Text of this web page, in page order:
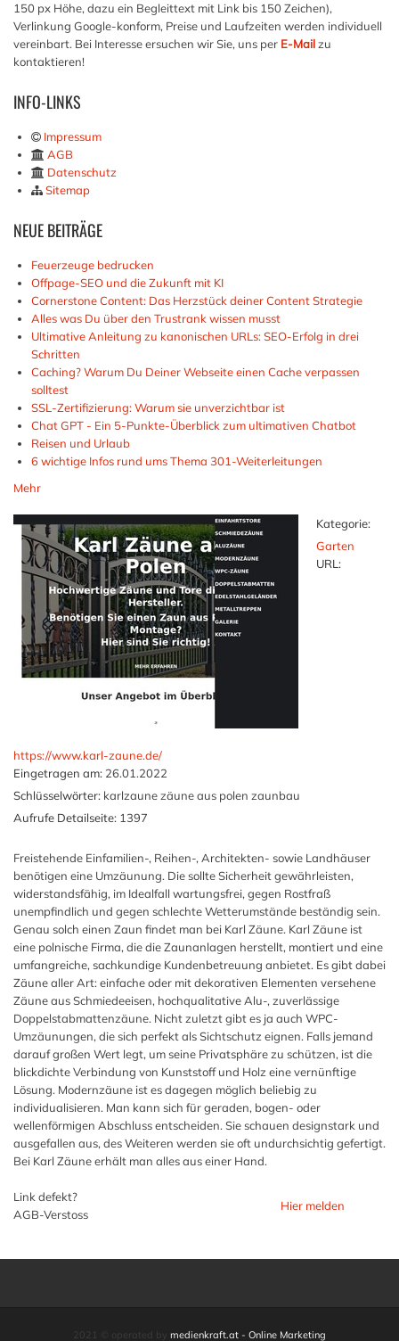
150 px Höhe, dazu ein Begleittext mit Link bis 150 Zeichen),
Verlinkung Google-konform, Preise und Laufzeiten werden individuell
vereinbart. Bei Interesse ersuchen wir Sie, uns per E-Mailzu
kontaktieren!
INFO-LINKS
Impressum
AGB
Datenschutz
Sitemap
NEUEBEITRÄGE
Feuerzeuge bedrucken
Offpage-SEO und die Zukunft mit KI
Cornerstone Content: Das Herzstück deiner Content Strategie
Alles was Du über den Trustrank wissen musst
Ultimative Anleitung zu kanonischen URLs: SEO-Erfolg in drei
Schritten
Caching? Warum Du Deiner Webseite einen Cache verpassen
solltest
SSL-Zertifizierung: Warum sie unverzichtbar ist
Chat GPT - Ein 5-Punkte-Überblick zum ultimativen Chatbot
Reisen und Urlaub
6 wichtige Infos rund ums Thema 301-Weiterleitungen
Mehr
Kategorie:
Garten
URL:
https://www.karl-zaune.de/
Eingetragen am: 26.01.2022
Schlüsselwörter: karlzaune zäune aus polen zaunbau
Aufrufe Detailseite: 1397
Freistehende Einfamilien-, Reihen-, Architekten- sowie Landhäuser
benötigen eine Umzäunung. Die sollte Sicherheit gewährleisten,
widerstandsfähig, im Idealfall wartungsfrei, gegen Rostfraß
unempfindlich und gegen schlechte Wetterumstände beständig sein.
Genau solch einen Zaun findet man bei Karl Zäune. Karl Zäune ist
eine polnische Firma, die die Zaunanlagen herstellt, montiert und eine
umfangreiche, sachkundige Kundenbetreuung anbietet. Es gibt dabei
Zäune aller Art: einfache oder mit dekorativen Elementen versehene
Zäune aus Schmiedeeisen, hochqualitative Alu-, zuverlässige
Doppelstabmattenzäune. Nicht zuletzt gibt es ja auch WPC-
Umzäunungen, die sich perfekt als Sichtschutz eignen. Falls jemand
darauf großen Wert legt, um seine Privatsphäre zu schützen, ist die
blickdichte Verbindung von Kunststoff und Holz eine vernünftige
Lösung. Modernzäune ist es dagegen möglich beliebig zu
individualisieren. Man kann sich für geraden, bogen- oder
wellenförmigen Abschluss entscheiden. Sie schauen designstark und
ausgefallen aus, des Weiteren werden sie oft undurchsichtig gefertigt.
Bei Karl Zäune erhält man alles aus einer Hand.
Link defekt?
AGB-Verstoss
Hier melden
2021 © operated by medienkraft.at - Online Marketing